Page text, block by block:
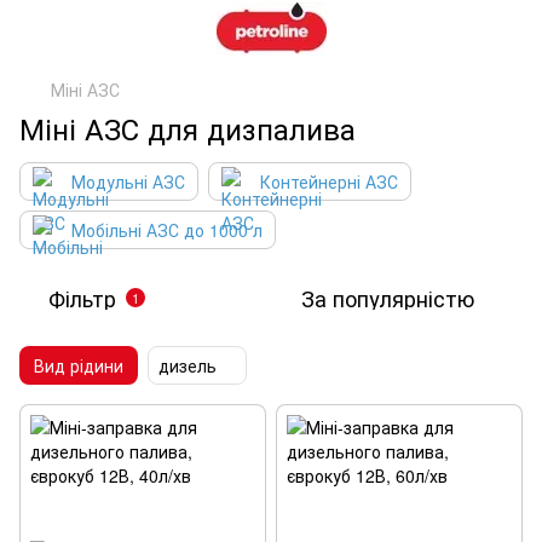
Міні АЗС
Міні АЗС для дизпалива
Модульні АЗС
Контейнерні АЗС
Мобільні АЗС до 1000 л
Фільтр 1 За популярністю
Вид рідини дизель